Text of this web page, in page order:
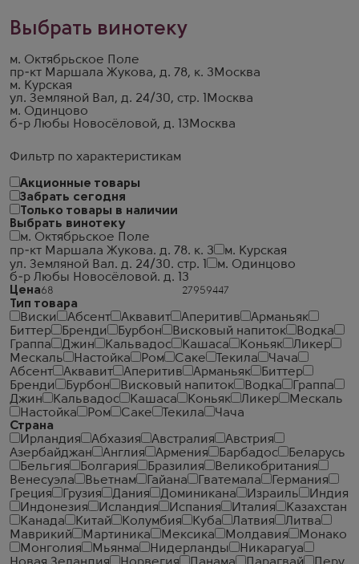
Фильтр по характеристикам
Акционные товары
Забрать сегодня
Только товары в наличии
Выбрать винотеку
м. Октябрьское Поле
пр-кт Маршала Жукова. д. 78. к. 3
м. Курская
ул. Земляной Вал. д. 24/30. стр. 1
м. Одинцово
б-р Любы Новосёловой. д. 13
Цена
Тип товара
Виски
Абсент Аквавит Аперитив
Арманьяк
Биттер
Бренди Бурбон Висковый напиток
Водка
Граппа
Джин Кальвадос Кашаса Коньяк
Ликер
Мескаль
Настойка Ром Саке Текила
Чача
Абсент
Аквавит Аперитив Арманьяк
Биттер
Бренди
Бурбон Висковый напиток Водка
Граппа
Джин
Кальвадос Кашаса Коньяк Ликер
Мескаль
Настойка
Ром Саке Текила
Чача
Страна
Ирландия
Абхазия Австралия
Австрия
Азербайджан
Англия Армения Барбадос
Беларусь
Бельгия
Болгария Бразилия
Великобритания
Венесуэла
Вьетнам Гайана Гватемала
Германия
Греция
Грузия Дания Доминикана Израиль
Индия
Индонезия
Исландия Испания Италия
Казахстан
Канада
Китай Колумбия Куба Латвия
Литва
Маврикий
Мартиника Мексика Молдавия
Монако
Монголия
Мьянма Нидерланды
Никарагуа
Выбрать винотеку
м. Октябрьское Поле
пр-кт Маршала Жукова, д. 78, к. 3 Москва
м. Курская
ул. Земляной Вал, д. 24/30, стр. 1
Москва
м. Одинцово
б-р Любы Новосёловой, д. 13 Москва